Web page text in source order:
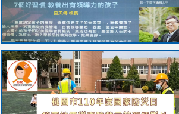
link
to
https://sites.google.com/stes.tyc.edu.tw/
link
to
https://drive.google.com/file/d/
usp=sharing
link
to
https://youtu.be/jJOMVWY3-
8M
link
to
https://drive.google.com/file/d/
usp=sharing